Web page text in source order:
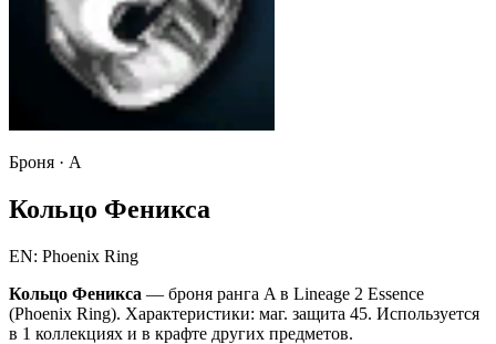
Броня · A
Кольцо Феникса
EN: Phoenix Ring
Кольцо Феникса — броня ранга A в Lineage 2 Essence
(Phoenix Ring). Характеристики: маг. защита 45. Используется
в 1 коллекциях и в крафте других предметов.